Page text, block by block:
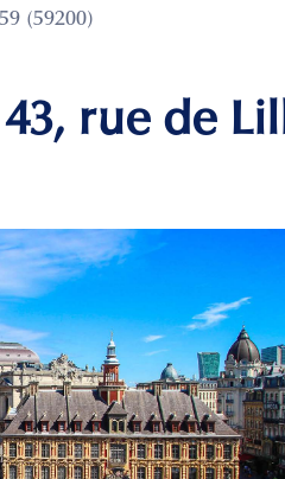
(59200)
rue de